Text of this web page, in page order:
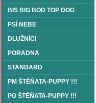
BIS BIG BOD TOP DOG
PSÍ NEBE
DLUŽNÍCI
PORADNA
STANDARD
PM ŠTĚŇATA-PUPPY !!!
PO ŠTĚŇATA-PUPPY !!!